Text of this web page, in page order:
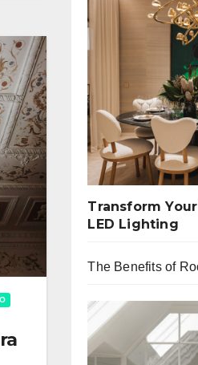
Transform
LED Lighting
The Benefits of